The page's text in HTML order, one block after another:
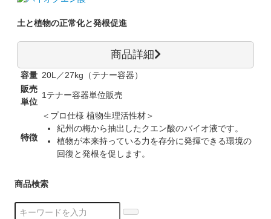
土と植物の正常化と発根促進
商品詳細
容量 20L／27kg（テナー容器）
販売
単位
1テナー容器単位販売
特徴
＜プロ仕様 植物生理活性材＞
紀州の梅から抽出したクエン酸のバイオ液です。
植物が本来持っている力を存分に発揮できる環境の
回復と発根を促します。
商品検索